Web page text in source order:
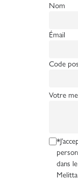
Nom
Émail
Code
Votre
dans